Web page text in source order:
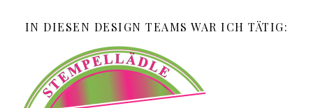
IN DIESEN DESIGN TEAMS WAR ICH TÄTIG: